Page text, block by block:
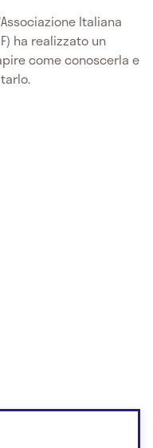
Italiana
ha realizzato un
come conoscerla e